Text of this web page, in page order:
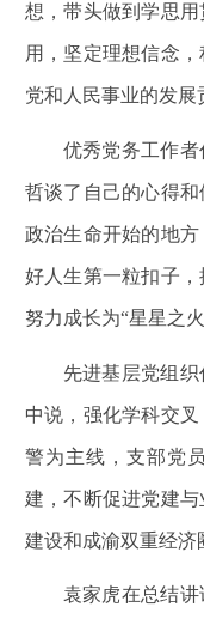
想，带头做到学思
用，坚定理想信念
党和人民事业的发展
优秀党务工作
哲谈了自己的心得
政治生命开始的地
好人生第一粒扣子
努力成长为“星星之
先进基层党组
中说，强化学科交
警为主线，支部党
建，不断促进党建
建设和成渝双重经济
袁家虎在总结